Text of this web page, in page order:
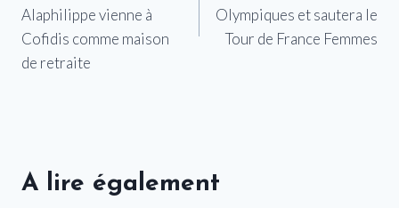
l’article
Alaphilippe vienne à
Cofidis comme maison
de retraite
Olympiques et sautera le
Tour de France Femmes
A lire également